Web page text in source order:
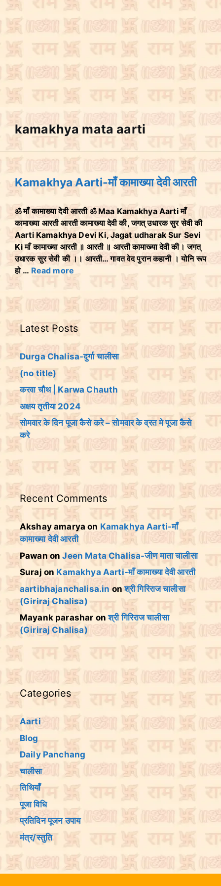
kamakhya mata aarti
Kamakhya Aarti-माँ कामाख्या देवी आरती
ॐ माँ कामाख्या देवी आरती ॐ Maa Kamakhya Aarti माँ
कामाख्या आरती आरती कामाख्या देवी की, जगत् उधारक सुर सेवी की
Aarti Kamakhya Devi Ki, Jagat udharak Sur Sevi
Ki माँ कामाख्या आरती ॥ आरती ॥ आरती कामाख्या देवी की। जगत्
उधारक सुर सेवी की ।। आरती… गावत वेद पुरान कहानी । योनि रूप
हो … Read more
Latest Posts
Durga Chalisa-दुर्गा चालीसा
(no title)
करवा चौथ | Karwa Chauth
अक्षय तृतीया 2024
सोमवार के दिन पूजा कैसे करे – सोमवार के व्रत मे पूजा कैसे
करे
Recent Comments
Akshay amarya on Kamakhya Aarti-माँ
कामाख्या देवी आरती
PawanonJeen Mata Chalisa-जीण माता चालीसा
Suraj on Kamakhya Aarti-माँ कामाख्या देवी आरती
aartibhajanchalisa.in onश्री गिरिराज चालीसा
(Giriraj Chalisa)
Mayank parashar onश्री गिरिराज चालीसा
(Giriraj Chalisa)
Categories
Aarti
Blog
Daily Panchang
चालीसा
तिथियांँ
पूजा विधि
प्रतिदिन पूजन उपाय
मंत्र/स्तुति